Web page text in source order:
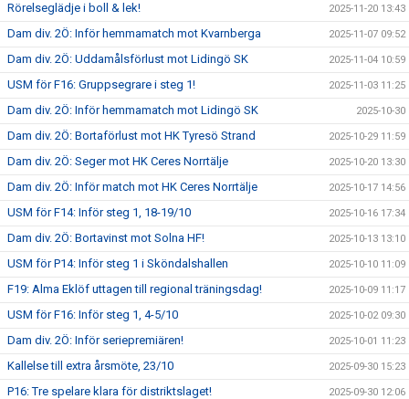
Rörelseglädje i boll & lek! 2025-11-20 13:43
Dam div. 2Ö: Inför hemmamatch mot Kvarnberga 2025-11-07 09:52
Dam div. 2Ö: Uddamålsförlust mot Lidingö SK 2025-11-04 10:59
USM för F16: Gruppsegrare i steg 1! 2025-11-03 11:25
Dam div. 2Ö: Inför hemmamatch mot Lidingö SK 2025-10-30
Dam div. 2Ö: Bortaförlust mot HK Tyresö Strand 2025-10-29 11:59
Dam div. 2Ö: Seger mot HK Ceres Norrtälje 2025-10-20 13:30
Dam div. 2Ö: Inför match mot HK Ceres Norrtälje 2025-10-17 14:56
USM för F14: Inför steg 1, 18-19/10 2025-10-16 17:34
Dam div. 2Ö: Bortavinst mot Solna HF! 2025-10-13 13:10
USM för P14: Inför steg 1 i Sköndalshallen 2025-10-10 11:09
F19: Alma Eklöf uttagen till regional träningsdag! 2025-10-09 11:17
USM för F16: Inför steg 1, 4-5/10 2025-10-02 09:30
Dam div. 2Ö: Inför seriepremiären! 2025-10-01 11:23
Kallelse till extra årsmöte, 23/10 2025-09-30 15:23
P16: Tre spelare klara för distriktslaget! 2025-09-30 12:06